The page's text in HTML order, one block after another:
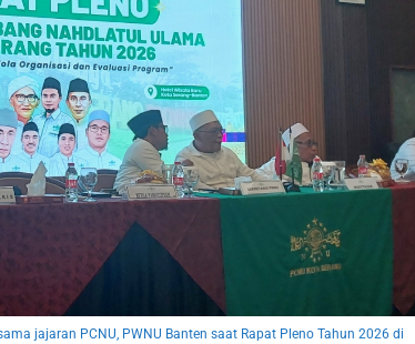
jajaran PCNU, PWNU Banten saat Rapat Pleno Tahun 2026 di